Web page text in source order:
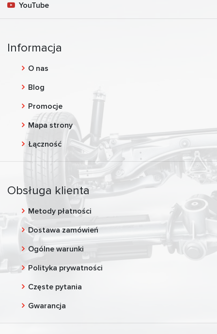
YouTube
Informacja
O nas
Blog
Promocje
Mapa strony
Łączność
Obsługa klienta
Metody płatności
Dostawa zamówień
Ogólne warunki
Polityka prywatności
Częste pytania
Gwarancja